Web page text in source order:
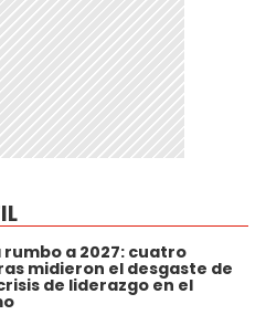
rumbo a 2027: cuatro
midieron el desgaste de
de liderazgo en el